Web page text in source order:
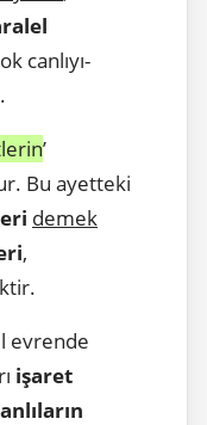
canlıyı-
.
’
Bu ayetteki
demek
,
evrende
işaret